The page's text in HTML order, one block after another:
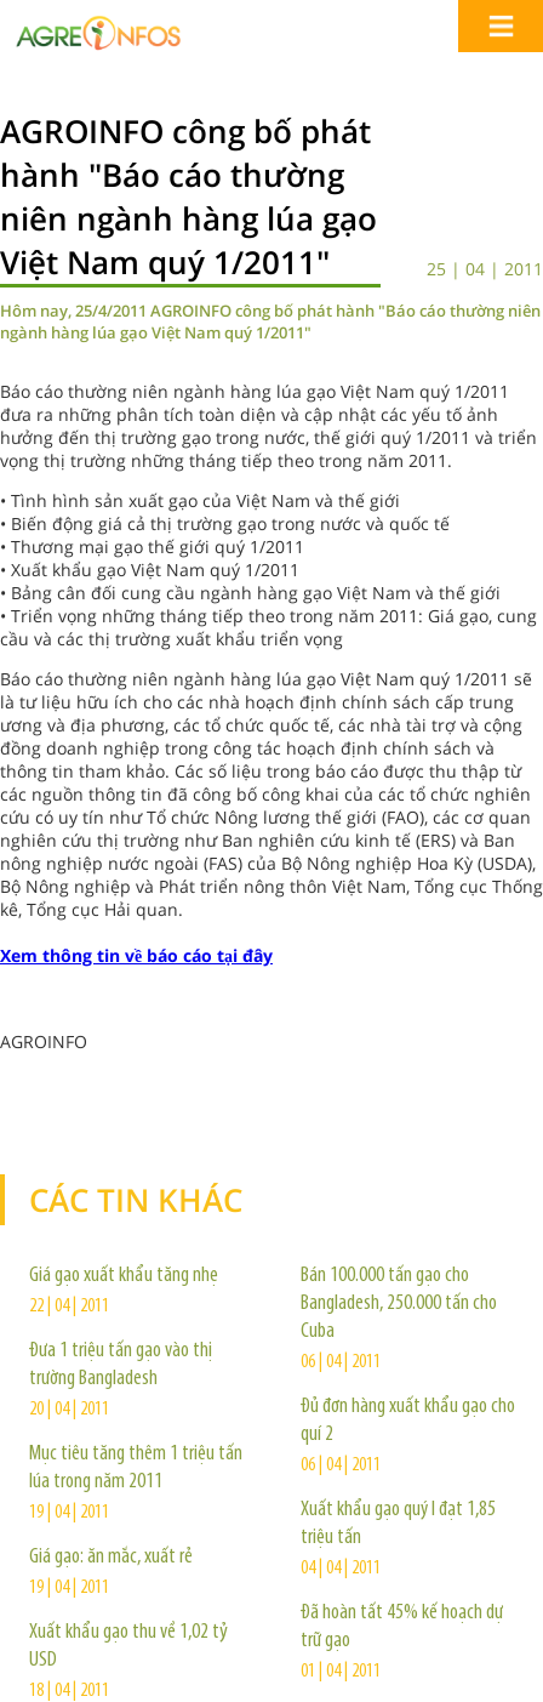
AGROINFO công bố phát
hành "Báo cáo thường
niên ngành hàng lúa gạo
Việt Nam quý 1/2011"
25 | 04 | 2011
Hôm nay, 25/4/2011 AGROINFO công bố phát hành "Báo cáo thường niên
ngành hàng lúa gạo Việt Nam quý 1/2011"
Báo cáo thường niên ngành hàng lúa gạo Việt Nam quý 1/2011
đưa ra những phân tích toàn diện và cập nhật các yếu tố ảnh
hưởng đến thị trường gạo trong nước, thế giới quý 1/2011 và triển
vọng thị trường những tháng tiếp theo trong năm 2011.
• Tình hình sản xuất gạo của Việt Nam và thế giới
• Biến động giá cả thị trường gạo trong nước và quốc tế
• Thương mại gạo thế giới quý 1/2011
• Xuất khẩu gạo Việt Nam quý 1/2011
• Bảng cân đối cung cầu ngành hàng gạo Việt Nam và thế giới
• Triển vọng những tháng tiếp theo trong năm 2011: Giá gạo, cung
cầu và các thị trường xuất khẩu triển vọng
Báo cáo thường niên ngành hàng lúa gạo Việt Nam quý 1/2011 sẽ
là tư liệu hữu ích cho các nhà hoạch định chính sách cấp trung
ương và địa phương, các tổ chức quốc tế, các nhà tài trợ và cộng
đồng doanh nghiệp trong công tác hoạch định chính sách và
thông tin tham khảo. Các số liệu trong báo cáo được thu thập từ
các nguồn thông tin đã công bố công khai của các tổ chức nghiên
cứu có uy tín như Tổ chức Nông lương thế giới (FAO), các cơ quan
nghiên cứu thị trường như Ban nghiên cứu kinh tế (ERS) và Ban
nông nghiệp nước ngoài (FAS) của Bộ Nông nghiệp Hoa Kỳ (USDA),
Bộ Nông nghiệp và Phát triển nông thôn Việt Nam, Tổng cục Thống
kê, Tổng cục Hải quan.
Xem thông tin về báo cáo tại đây
AGROINFO
CÁC TIN KHÁC
Giá gạo xuất khẩu tăng nhẹ
22 | 04 | 2011
Đưa 1 triệu tấn gạo vào thị
trường Bangladesh
20 | 04 | 2011
Mục tiêu tăng thêm 1 triệu tấn
lúa trong năm 2011
19 | 04 | 2011
Giá gạo: ăn mắc, xuất rẻ
19 | 04 | 2011
Xuất khẩu gạo thu về 1,02 tỷ
USD
18 | 04 | 2011
Bán 100.000 tấn gạo cho
Bangladesh, 250.000 tấn cho
Cuba
06 | 04 | 2011
Đủ đơn hàng xuất khẩu gạo cho
quí 2
06 | 04 | 2011
Xuất khẩu gạo quý I đạt 1,85
triệu tấn
04 | 04 | 2011
Đã hoàn tất 45% kế hoạch dự
trữ gạo
01 | 04 | 2011